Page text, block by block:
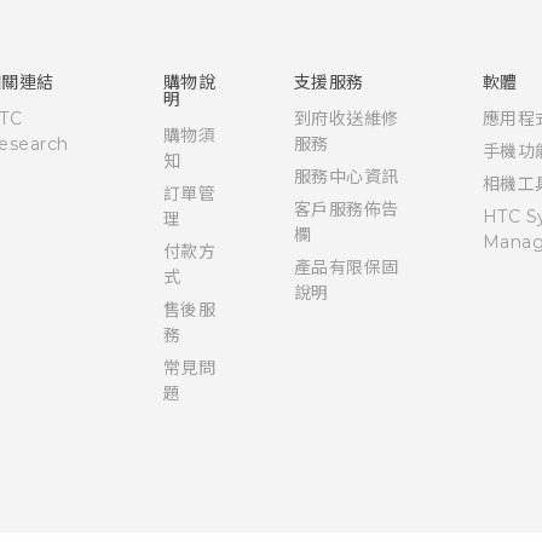
User manual
連結
購物說
明
購物須
知
訂單管
理
付款方
式
售後服
務
常見問
題
支援服務
到府收送維修
服務
服務中心資訊
客戶服務佈告
欄
產品有限保固
說明
軟體
應用程
手機功
相機工
HTC